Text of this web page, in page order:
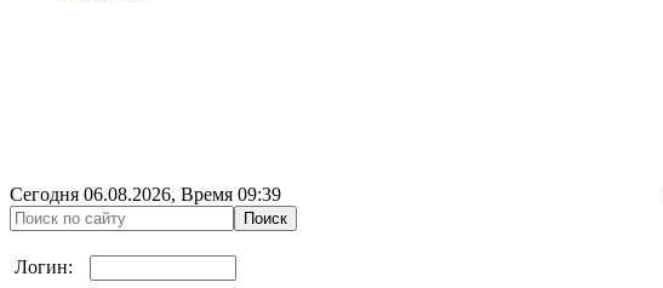
Сегодня 06.08.2026, Время 09:39
Логин: